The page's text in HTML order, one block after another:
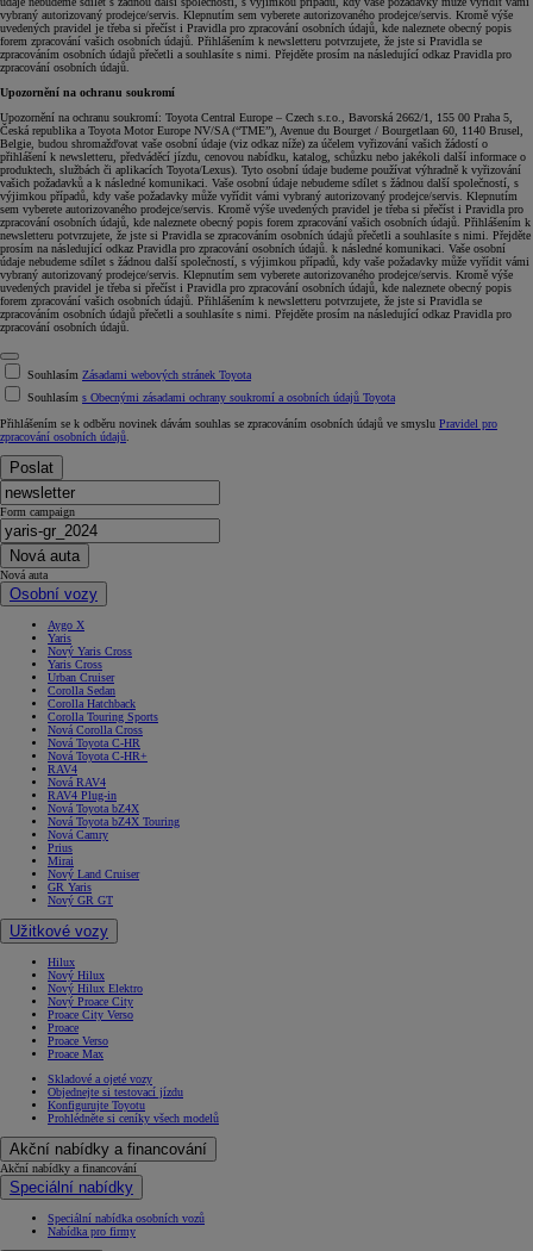
vybraný autorizovaný prodejce/servis. Klepnutím sem vyberete autorizovaného prodejce/servis. Kromě výše
uvedených pravidel je třeba si přečíst i Pravidla pro zpracování osobních údajů, kde naleznete obecný popis
forem zpracování vašich osobních údajů. Přihlášením k newsletteru potvrzujete, že jste si Pravidla se
zpracováním osobních údajů přečetli a souhlasíte s nimi. Přejděte prosím na následující odkaz Pravidla pro
zpracování osobních údajů.
Upozornění na ochranu soukromí
Upozornění na ochranu soukromí: Toyota Central Europe – Czech s.r.o., Bavorská 2662/1, 155 00 Praha 5,
Česká republika a Toyota Motor Europe NV/SA (“TME”), Avenue du Bourget / Bourgetlaan 60, 1140 Brusel,
Belgie, budou shromažďovat vaše osobní údaje (viz odkaz níže) za účelem vyřizování vašich žádostí o
přihlášení k newsletteru, předváděcí jízdu, cenovou nabídku, katalog, schůzku nebo jakékoli další informace o
produktech, službách či aplikacích Toyota/Lexus). Tyto osobní údaje budeme používat výhradně k vyřizování
vašich požadavků a k následné komunikaci. Vaše osobní údaje nebudeme sdílet s žádnou další společností, s
výjimkou případů, kdy vaše požadavky může vyřídit vámi vybraný autorizovaný prodejce/servis. Klepnutím
sem vyberete autorizovaného prodejce/servis. Kromě výše uvedených pravidel je třeba si přečíst i Pravidla pro
zpracování osobních údajů, kde naleznete obecný popis forem zpracování vašich osobních údajů. Přihlášením k
newsletteru potvrzujete, že jste si Pravidla se zpracováním osobních údajů přečetli a souhlasíte s nimi. Přejděte
prosím na následující odkaz Pravidla pro zpracování osobních údajů. k následné komunikaci. Vaše osobní
údaje nebudeme sdílet s žádnou další společností, s výjimkou případů, kdy vaše požadavky může vyřídit vámi
vybraný autorizovaný prodejce/servis. Klepnutím sem vyberete autorizovaného prodejce/servis. Kromě výše
uvedených pravidel je třeba si přečíst i Pravidla pro zpracování osobních údajů, kde naleznete obecný popis
forem zpracování vašich osobních údajů. Přihlášením k newsletteru potvrzujete, že jste si Pravidla se
zpracováním osobních údajů přečetli a souhlasíte s nimi. Přejděte prosím na následující odkaz Pravidla pro
zpracování osobních údajů.
Souhlasím Zásadami webových stránek Toyota
Souhlasím s Obecnými zásadami ochrany soukromí a osobních údajů Toyota
Přihlášením se k odběru novinek dávám souhlas se zpracováním osobních údajů ve smyslu Pravidel pro
zpracování osobních údajů
Poslat
Form campaign
Nová auta
Nová auta
Osobní vozy
Aygo X
Yaris
Nový Yaris Cross
Yaris Cross
Urban Cruiser
Corolla Sedan
Corolla Hatchback
Corolla Touring Sports
Nová Corolla Cross
Nová Toyota C-HR
Nová Toyota C-HR+
RAV4
Nová RAV4
RAV4 Plug-in
Nová Toyota bZ4X
Nová Toyota bZ4X Touring
Nová Camry
Prius
Mirai
Nový Land Cruiser
GR Yaris
Nový GR GT
Užitkové vozy
Hilux
Nový Hilux
Nový Hilux Elektro
Nový Proace City
Proace City Verso
Proace
Proace Verso
Proace Max
Skladové a ojeté vozy
Objednejte si testovací jízdu
Konfigurujte Toyotu
Prohlédněte si ceníky všech modelů
Akční nabídky a financování
Akční nabídky a financování
Speciální nabídky
Speciální nabídka osobních vozů
Nabídka pro firmy